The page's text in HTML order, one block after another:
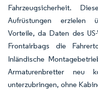
Fahrzeugsicherheit.
Aufrüstungen erzielen
Vorteile, da Daten des
Frontairbags die
Inländische
Armaturenbretter neu
unterzubringen, ohne